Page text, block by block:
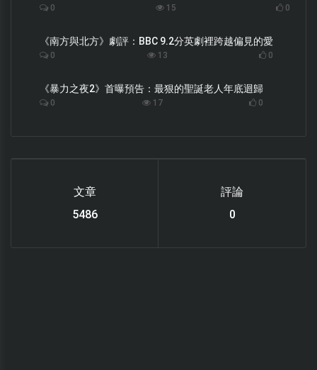
0 15 0
《南方與北方》劇評：BBC 9.2分英劇裡跨越偏見的愛
0 13 0
《暴力之夜2》首曝預告：最狠的聖誕老人年底迴歸
0 17 0
文章
6119
評論
0